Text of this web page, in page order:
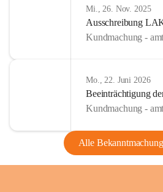
Mi., 26. Nov. 2025
Ausschreibung
Kundmachung -
Mo., 22. Juni 2026
Beeinträchtigung
Kundmachung -
Alle